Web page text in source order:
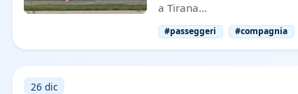
a Tirana…
#passeggeri #compagnia
26 dic